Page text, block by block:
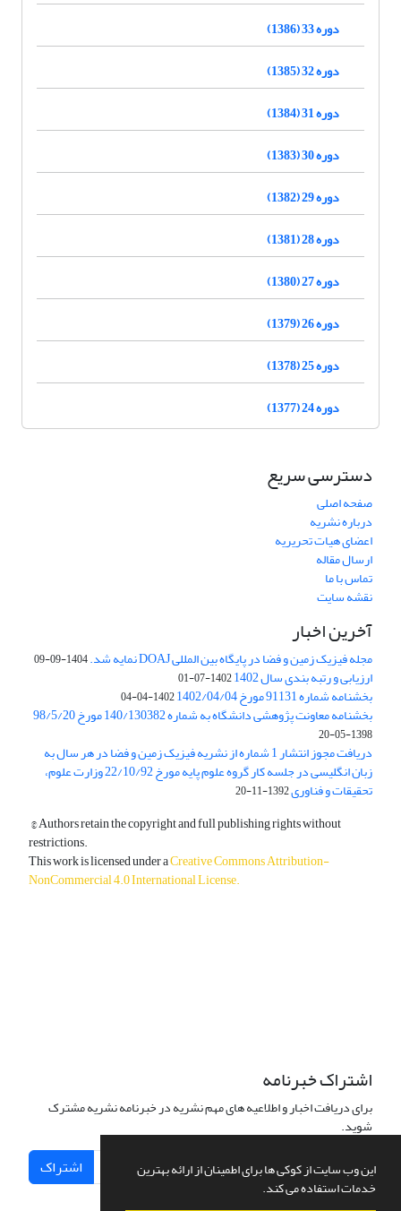
این وب سایت از کوکی ها برای اطمینان از ارائه بهترین
خدمات استفاده می کند.
دوره 33 (1386)
دوره 32 (1385)
دوره 31 (1384)
دوره 30 (1383)
دوره 29 (1382)
دوره 28 (1381)
دوره 27 (1380)
دوره 26 (1379)
دوره 25 (1378)
دوره 24 (1377)
دسترسی سریع
صفحه اصلی
درباره نشریه
اعضای هیات تحریریه
ارسال مقاله
تماس با ما
نقشه سایت
آخرین اخبار
مجله فیزیک زمین و فضا در پایگاه بین المللی DOAJ نمایه شد. 1404-09-09
ارزیابی و رتبه بندی سال 1402 1402-07-01
بخشنامه شماره 91131 مورخ 1402/04/04 1402-04-04
بخشنامه معاونت پژوهشی دانشگاه به شماره 140/130382 مورخ 98/5/20
1398-05-20
دریافت مجوز انتشار 1 شماره از نشریه فیزیک زمین و فضا در هر سال به
زبان انگلیسی در جلسه کار گروه علوم پایه مورخ 22/10/92 وزارت علوم،
تحقیقات و فناوری1392-11-20
© Authors retain the copyright and full publishing rights without
restrictions.
This work is licensed under aCreative Commons Attribution-
NonCommercial 4.0 International License.
اشتراک خبرنامه
برای دریافت اخبار و اطلاعیه های مهم نشریه در خبرنامه نشریه مشترک
شوید.
اشتراک